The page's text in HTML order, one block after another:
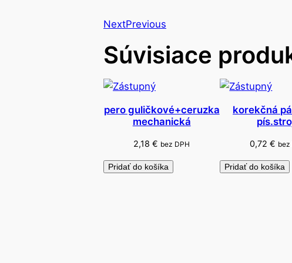
NextPrevious
Súvisiace
pero guličkové+ceruzka
mechanická
2,18€ bez DPH
Pridať do košíka
korekčná
0,72 € bez
Pridať do košíka